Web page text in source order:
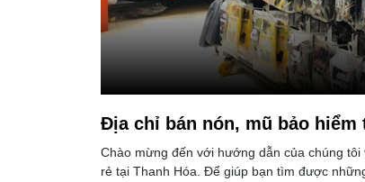
Địa chỉ bán nón, mũ bảo hiểm
Chào mừng đến với hướng dẫn của chúng
rẻ tại Thanh Hóa. Để giúp bạn tìm được